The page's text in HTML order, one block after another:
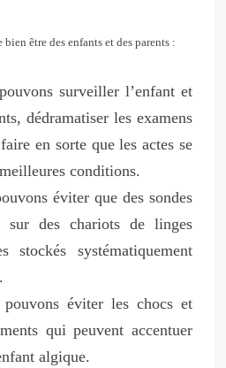
être des enfants et des parents :
surveiller l’enfant et
dédramatiser les examens
en sorte que les actes se
conditions.
éviter que des sondes
sur des chariots de linges
stockés systématiquement
éviter les chocs et
qui peuvent accentuer
algique.